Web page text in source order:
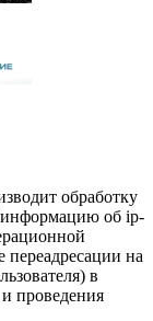
обработку
об ip-
переадресации на
в
проведения